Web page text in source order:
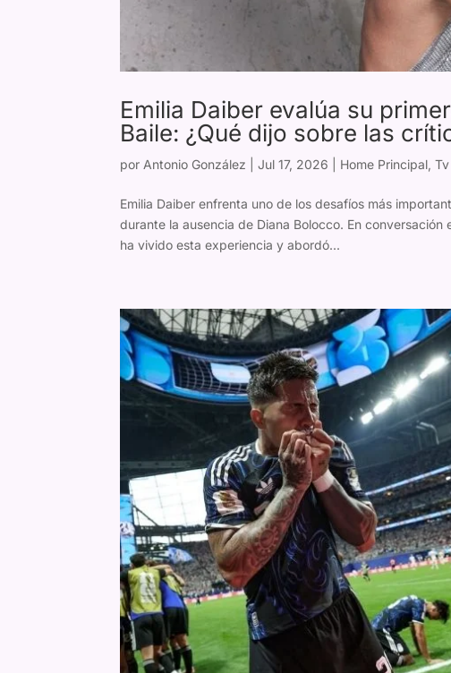
Emilia Daiber evalúa su
Baile: ¿Qué dijo sobre las
por Antonio González |Jul 17, 2026 Home Principal,Tv
Emilia Daiber enfrenta uno de los desafíos más
durante la ausencia de Diana Bolocco. En
ha vivido esta experiencia y abordó...